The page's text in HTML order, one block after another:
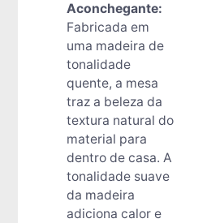
Aconchegante:
Fabricada em
uma madeira de
tonalidade
quente, a mesa
traz a beleza da
textura natural do
material para
dentro de casa. A
tonalidade suave
da madeira
adiciona calor e